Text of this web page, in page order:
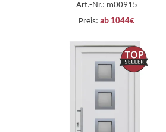
Art.-Nr.: m00915
Preis: ab 1044€